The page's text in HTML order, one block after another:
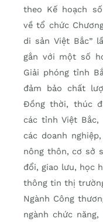
theo Kế hoạch
về tổ chức
di sản Việt Bắc”
gắn với một số
Giải phóng tỉnh
đảm bảo chất
Đồng thời, thúc
các tỉnh Việt
các doanh
nông thôn, cơ sở
đổi, giao lưu, học
thông tin thị
Ngành Công
ngành chức